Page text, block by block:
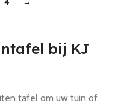
bij KJ
tafel om uw tuin of